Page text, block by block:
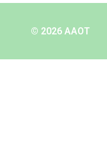
© 2026 AAOT